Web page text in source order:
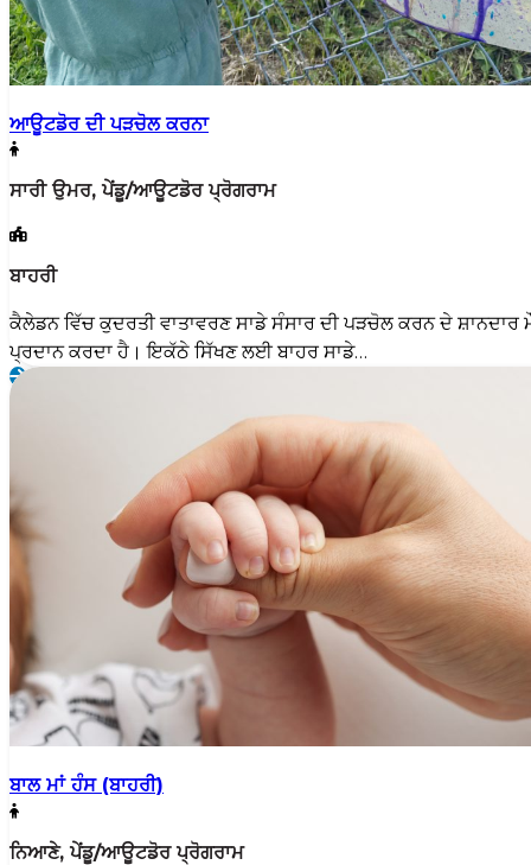
ਆਊਟਡੋਰ ਦੀ ਪੜਚੋਲ ਕਰਨਾ
ਸਾਰੀ ਉਮਰ, ਪੇਂਡੂ/ਆਊਟਡੋਰ ਪ੍ਰੋਗਰਾਮ
ਬਾਹਰੀ
ਕੈਲੇਡਨ ਵਿੱਚ ਕੁਦਰਤੀ ਵਾਤਾਵਰਣ ਸਾਡੇ ਸੰਸਾਰ ਦੀ ਪੜਚੋਲ ਕਰਨ ਦੇ ਸ਼ਾਨਦਾਰ
ਪ੍ਰਦਾਨ ਕਰਦਾ ਹੈ। ਇਕੱਠੇ ਸਿੱਖਣ ਲਈ ਬਾਹਰ ਸਾਡੇ…
ਬਾਲ ਮਾਂ ਹੰਸ (ਬਾਹਰੀ)
ਨਿਆਣੇ, ਪੇਂਡੂ/ਆਊਟਡੋਰ ਪ੍ਰੋਗਰਾਮ